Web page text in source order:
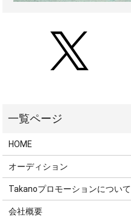
HOME
オーディション
Takanoプロモーションについて
会社概要